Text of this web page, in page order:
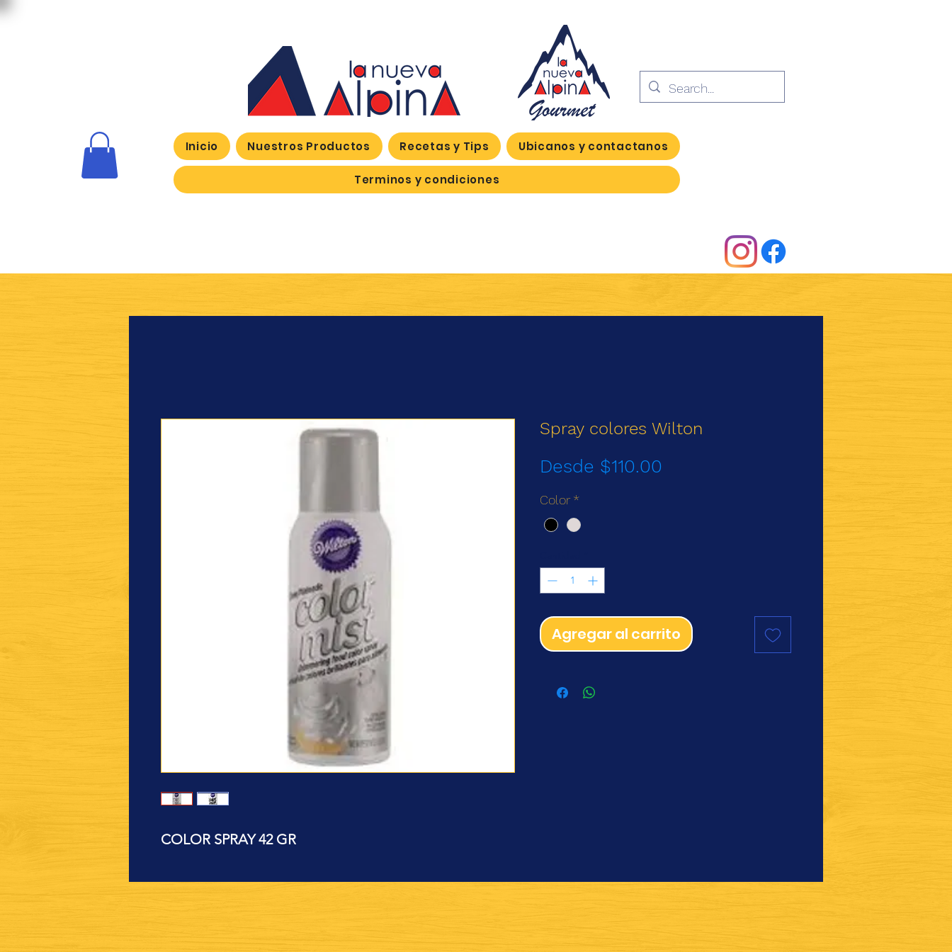
Inicio Nuestros Productos Recetas y Tips Ubicanos y contactanos
Terminos y condiciones
COLOR SPRAY 42 GR
Spray colores Wilton
Desde $110.00
Color *
Agregar al carrito